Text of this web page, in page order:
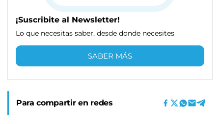
¡Suscribite al Newsletter!
Lo que necesitas saber, desde donde necesites
SABER MÁS
Para compartir en redes